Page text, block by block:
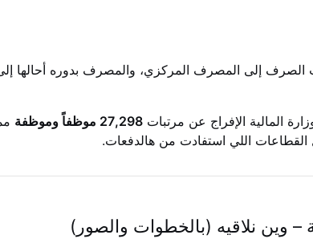
الصرف إلى المصرف المركزي، والمصرف بدوره أحالها
27,298 موظفاً وموظفة
اللي استفادت من هالدفعات.
– وين نلاقيه (بالخطوات والصور)